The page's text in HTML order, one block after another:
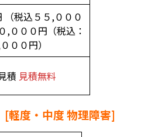
（税込５５,０００
００円（税込：
００円）
積 見積無料
[軽度・中度 物理障害]